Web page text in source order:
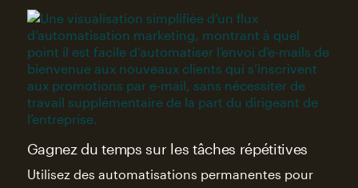
Gagnez du temps sur les tâches répétitives
Utilisez des automatisations permanentes pour